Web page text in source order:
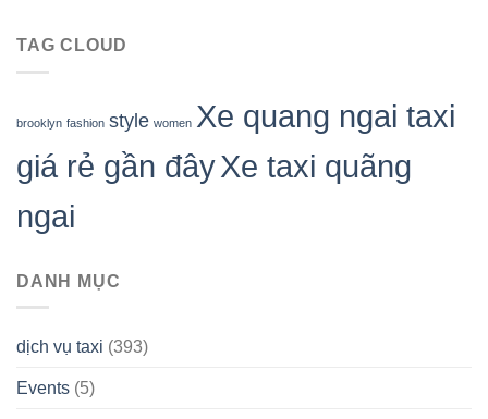
TAG CLOUD
brooklyn fashion style women Xe quang ngai taxi
giá rẻ gần đâyXe taxi quãng
ngai
DANH MỤC
dịch vụ taxi (393)
Events (5)